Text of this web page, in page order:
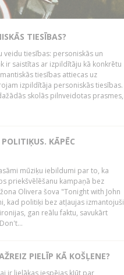
TIESĪBAS?
tiesības: personiskās un
ir saistītas ar izpildītāju kā konkrētu
tiesības attiecas uz
izpildītāja personiskās tiesības.
skolās pilnveidotas prasmes,
KĀPĒC
mūziķu iebildumi par to, ka
priekšvēlēšanu kampaņā bez
Olivera šova "Tonight with John
kad politiķi bez atļaujas izmantojuši
gan reālu faktu, savukārt
PIELĪP KĀ KOŠĻENE?